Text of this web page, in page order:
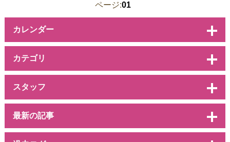
ページ:01
カレンダー
カテゴリ
スタッフ
最新の記事